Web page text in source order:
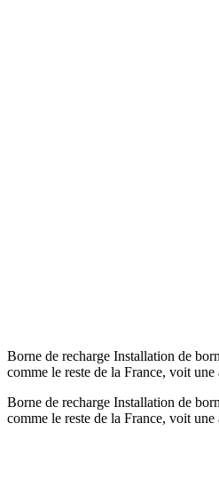
Borne de recharge Installation de
comme le reste de la France, voit
Borne de recharge Installation de
comme le reste de la France, voit